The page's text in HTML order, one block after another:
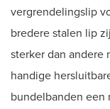
vergrendelingslip
bredere stalen lip
sterker dan andere
handige
bundelbanden een